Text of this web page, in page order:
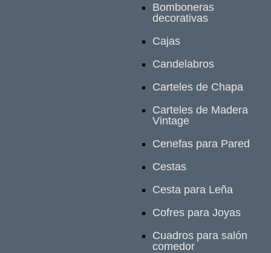
Bomboneras
decorativas
Cajas
Candelabros
Carteles de Chapa
Carteles de Madera
Vintage
Cenefas para Pared
Cestas
Cesta para Leña
Cofres para Joyas
Cuadros para salón
comedor